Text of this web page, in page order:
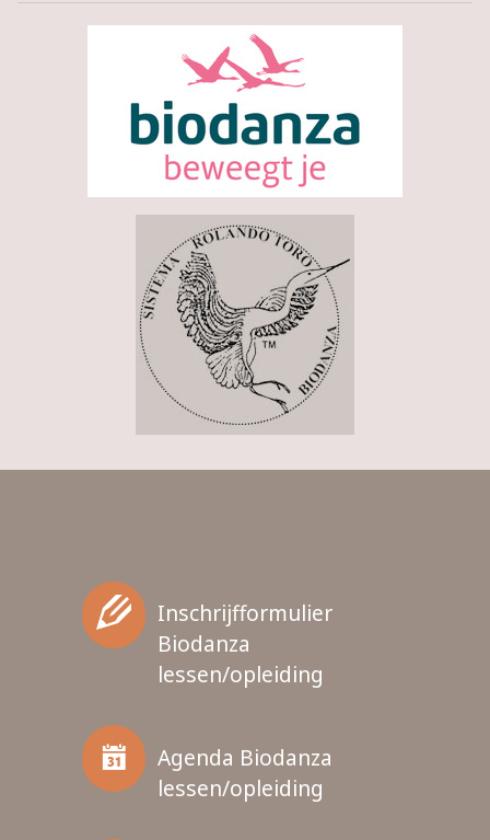
Inschrijfformulier
Biodanza
lessen/opleiding
Agenda Biodanza
lessen/opleiding